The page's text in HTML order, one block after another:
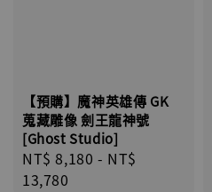
【預購】魔神英雄傳 GK
蒐藏雕像 劍王龍神號
[Ghost Studio]
Regular
price
NT$ 8,180 - NT$
13,780